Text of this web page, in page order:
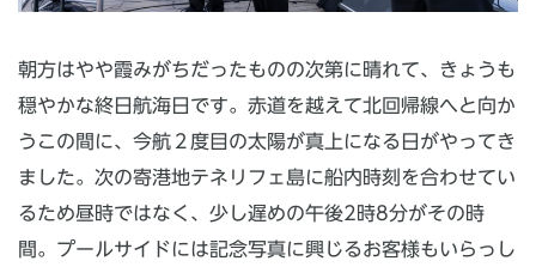
朝方はやや霞みがちだったものの次第に晴れて、きょうも
穏やかな終日航海日です。赤道を越えて北回帰線へと向か
うこの間に、今航２度目の太陽が真上になる日がやってき
ました。次の寄港地テネリフェ島に船内時刻を合わせてい
るため昼時ではなく、少し遅めの午後2時8分がその時
間。プールサイドには記念写真に興じるお客様もいらっし